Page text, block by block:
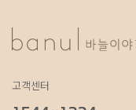
고객센터